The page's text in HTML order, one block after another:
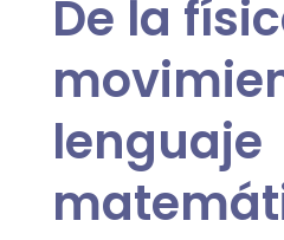
De la
lenguaje